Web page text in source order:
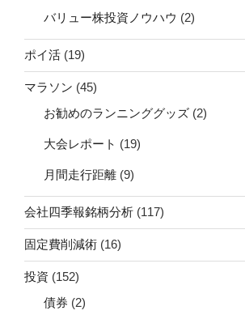
バリュー株投資ノウハウ (2)
ポイ活 (19)
マラソン (45)
お勧めのランニンググッズ (2)
大会レポート (19)
月間走行距離 (9)
会社四季報銘柄分析 (117)
固定費削減術 (16)
投資 (152)
債券 (2)